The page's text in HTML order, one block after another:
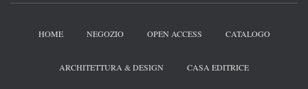
HOME NEGOZIO OPEN ACCESS CATALOGO
ARCHITETTURA & DESIGN CASA EDITRICE